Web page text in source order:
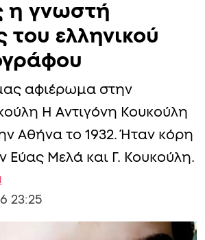
η γνωστή
του ελληνικού
αφιέρωμα στην
Η Αντιγόνη Κουκούλη
Αθήνα το 1932. Ήταν κόρη
Εύας Μελά και Γ. Κουκούλη.
23:25